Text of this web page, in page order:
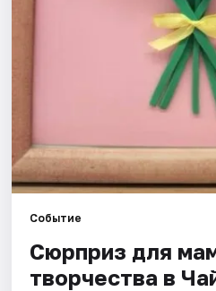
Событие
Сюрприз для
творчества в